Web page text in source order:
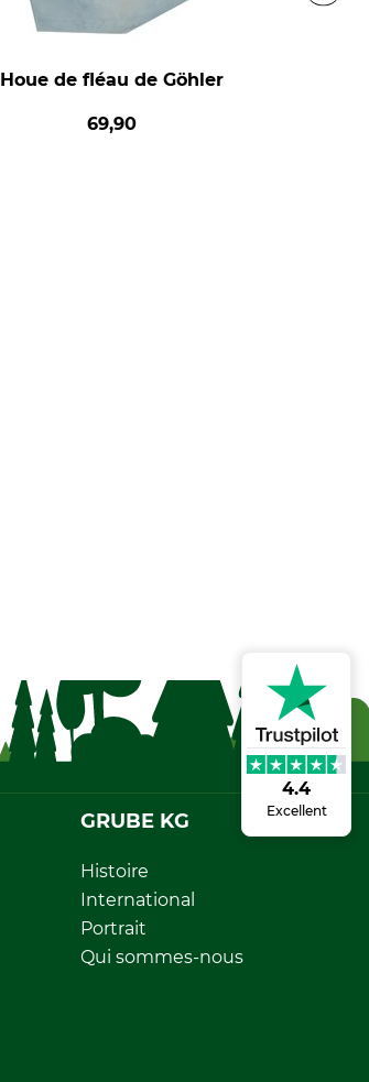
4.4
Excellent
Houe de fléau de Göhler
69,90
GRUBE KG
Histoire
International
Portrait
Qui sommes-nous